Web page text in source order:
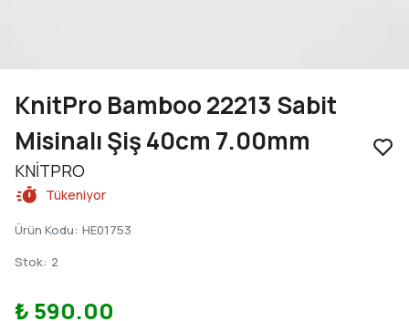
KnitPro Bamboo 22213 Sabit
Misinalı Şiş 40cm 7.00mm
KNİTPRO
Tükeniyor
Ürün Kodu: HE01753
Stok: 2
₺ 590.00